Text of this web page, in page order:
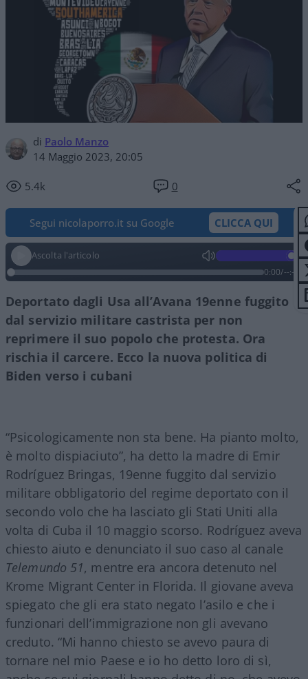
di Paolo Manzo
14 Maggio 2023, 20:05
5.4k 0
Segui nicolaporro.it su Google CLICCA QUI
Ascolta l'articolo
0:00/--:--
Deportato dagli Usa all’Avana 19enne fuggito
dal servizio militare castrista per non
reprimere il suo popolo che protesta. Ora
rischia il carcere. Ecco la nuova politica di
Biden verso i cubani
“Psicologicamente non sta bene. Ha pianto molto,
è molto dispiaciuto”, ha detto la madre di Emir
Rodríguez Bringas, 19enne fuggito dal servizio
militare obbligatorio del regime deportato con il
secondo volo che ha lasciato gli Stati Uniti alla
volta di Cuba il 10 maggio scorso. Rodríguez aveva
chiesto aiuto e denunciato il suo caso al canale
Telemundo 51, mentre era ancora detenuto nel
Krome Migrant Center in Florida. Il giovane aveva
spiegato che gli era stato negato l’asilo e che i
funzionari dell’immigrazione non gli avevano
creduto. “Mi hanno chiesto se avevo paura di
tornare nel mio Paese e io ho detto loro di sì,